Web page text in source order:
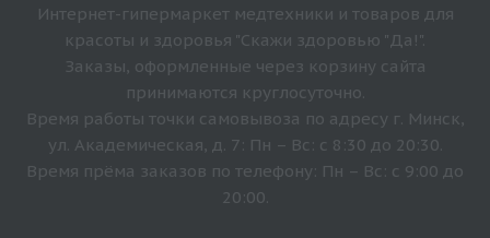
Интернет-гипермаркет медтехники и товаров для
красоты и здоровья "Скажи здоровью "Да!".
Заказы, оформленные через корзину сайта
принимаются круглосуточно.
Время работы точки самовывоза по адресу г. Минск,
ул. Академическая, д. 7: Пн – Вс: с 8:30 до 20:30.
Время прёма заказов по телефону: Пн – Вс: с 9:00 до
20:00.